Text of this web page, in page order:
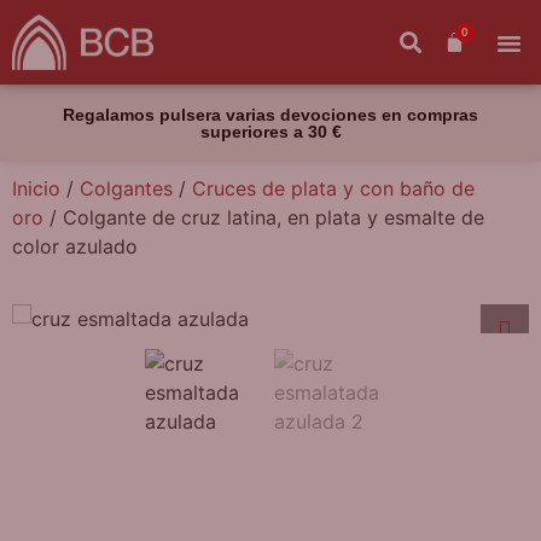
0
Regalamos pulsera varias devociones en compras
superiores a 30 €
Inicio / Colgantes / Cruces de plata y con baño de
oro / Colgante de cruz latina, en plata y esmalte de
color azulado